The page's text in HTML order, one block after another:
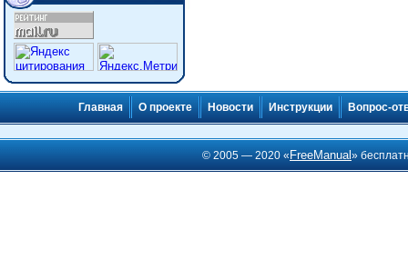
Главная О проекте Новости Инструкции Вопрос-
© 2005 — 2020 « FreeManual»